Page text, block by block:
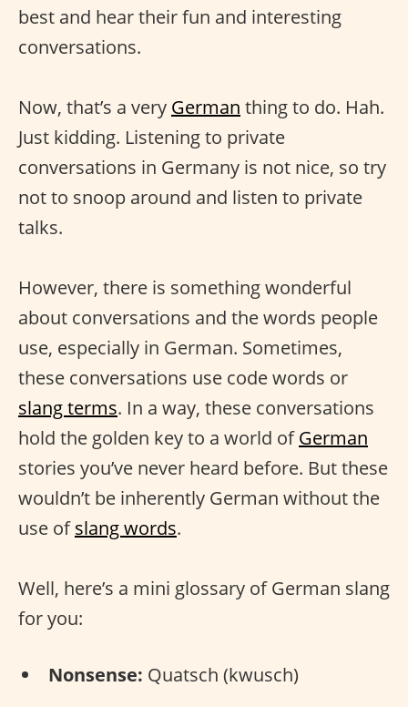
best and hear their fun and interesting
conversations.
Now, that’s a very German thing to do. Hah.
Just kidding. Listening to private
conversations in Germany is not nice, so try
not to snoop around and listen to private
talks.
However, there is something wonderful
about conversations and the words people
use, especially in German. Sometimes,
these conversations use code words or
slang terms. In a way, these conversations
hold the golden key to a world ofGerman
stories you’ve never heard before. But these
wouldn’t be inherently German without the
use ofslang words.
Well, here’s a mini glossary of German slang
for you:
Nonsense: Quatsch (kwusch)